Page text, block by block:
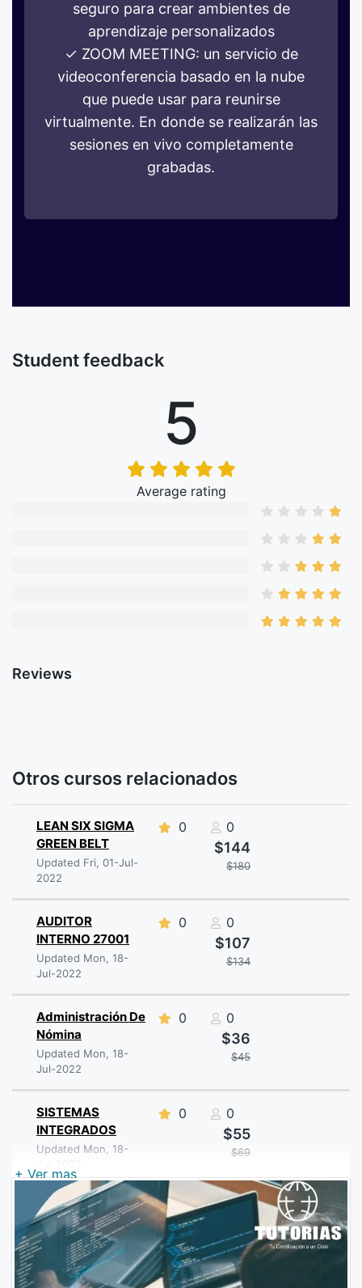
seguro para crear ambientes de
aprendizaje personalizados
✓ ZOOM MEETING: un servicio de
videoconferencia basado en la nube
que puede usar para reunirse
virtualmente. En donde se realizarán las
sesiones en vivo completamente
grabadas.
Student feedback
5
Average rating
Reviews
+ Ver mas
Otros cursos relacionados
LEAN SIX SIGMA
GREEN BELT
Updated Fri, 01-Jul-
2022
0 0
$180
$144
AUDITOR
INTERNO 27001
Updated Mon, 18-
Jul-2022
0 0
$134
$107
Administración De
Nómina
Updated Mon, 18-
Jul-2022
0 0
$45
$36
SISTEMAS
INTEGRADOS
Updated Mon, 18-
0 0
$69
$55